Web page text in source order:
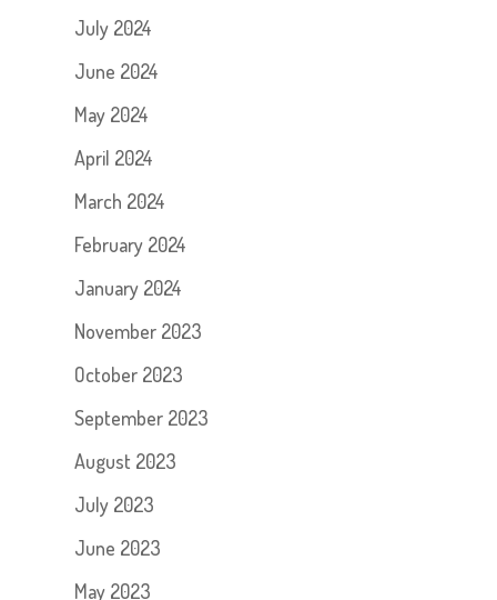
July 2024
June 2024
May 2024
April 2024
March 2024
February 2024
January 2024
November 2023
October 2023
September 2023
August 2023
July 2023
June 2023
May 2023